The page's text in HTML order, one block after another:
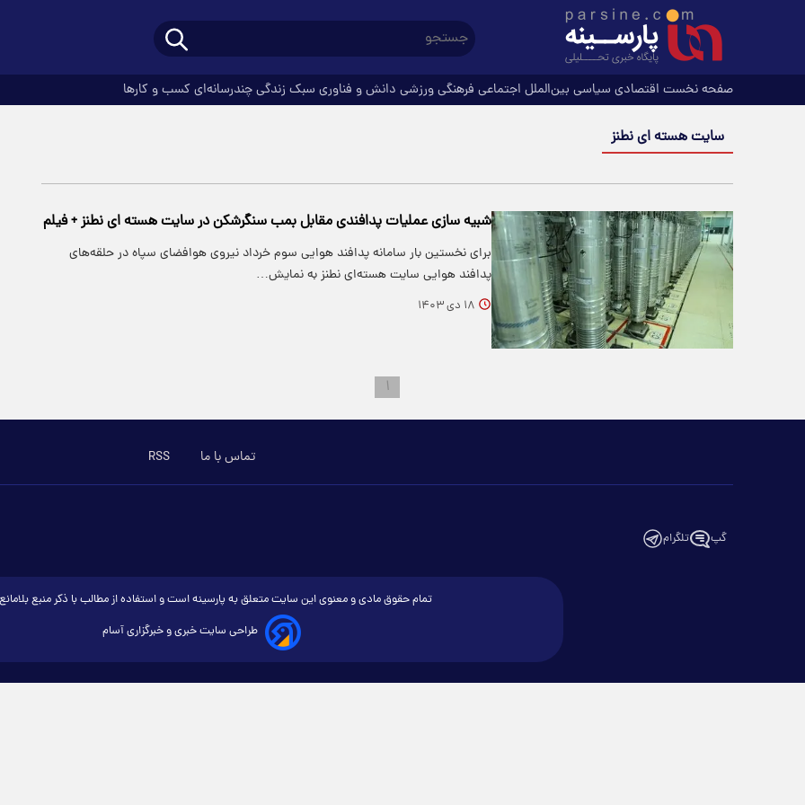
صفحه نخست اقتصادی سیاسی بین‌الملل اجتماعی فرهنگیورزشی دانش و فناوری سبک زندگیچندرسانه‌ای کسب و کارها
سایت هسته ای نطنز
شبیه سازی عملیات پدافندی مقابل بمب سنگرشکن در سایت هسته ای نطنز + فیلم
برای نخستین بار سامانه پدافند هوایی سوم خرداد نیروی هوافضای سپاه در حلقه‌های
پدافند هوایی سایت هسته‌ای نطنز به نمایش…
۱۸ دی ۱۴۰۳
۱
تماس با ما RSS
گپ تلگرام
تمام حقوق مادی و معنوی این سایت متعلق به پارسینه است و استفاده از مطالب با ذکر منبع
طراحی سایت خبری و خبرگزاری آسام